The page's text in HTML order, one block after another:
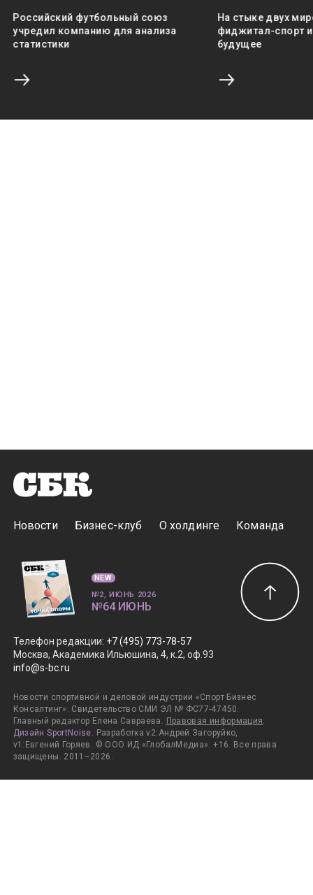
Российский футбольный союз
учредил компанию для анализа
статистики
На стыке двух
фиджитал-спорт
будущее
Новости Бизнес-клуб О холдинге Команда
Телефон редакции: +7 (495) 773-78-57
Москва, Академика Ильюшина, 4, к.2, оф.93
info@s-bc.ru
Новости спортивной и деловой индустрии «Спорт Бизнес
Консалтинг». Свидетельство СМИ ЭЛ № ФС77-47450.
Главный редактор Елена Савраева. Правовая информация.
Дизайн SportNoise. Разработка v2:Андрей Загоруйко,
v1:Евгений Горяев. © ООО ИД «ГлобалМедиа». +16. Все права
защищены. 2011–2026.
NEW
№2, ИЮНЬ 2026
№64 ИЮНЬ